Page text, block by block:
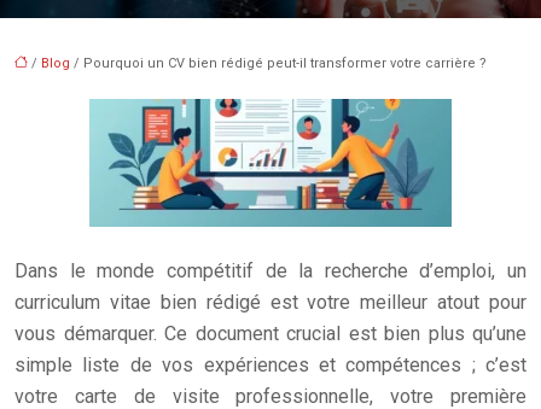
/ Blog / Pourquoi un CV bien rédigé peut-il transformer votre carrière ?
Dans le monde compétitif de la recherche d’emploi, un
curriculum vitae bien rédigé est votre meilleur atout pour
vous démarquer. Ce document crucial est bien plus qu’une
simple liste de vos expériences et compétences ; c’est
votre carte de visite professionnelle, votre première